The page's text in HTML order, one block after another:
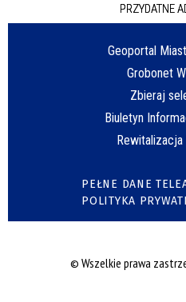
PRZYDATNE
Geoportal
Grobonet
Zbieraj
Biuletyn
Rewitalizacja
PEŁNE DANE
POLITYKA
© Wszelkie prawa